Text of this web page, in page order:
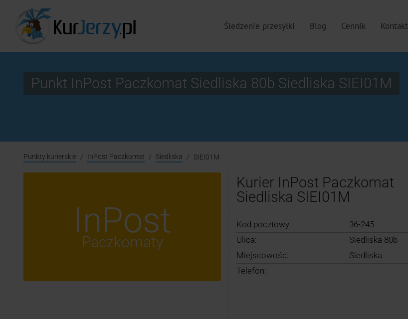
Śledzenie przesyłki Blog Cennik Kontakt
Punkt InPost Paczkomat Siedliska 80b Siedliska SIEI01M
Punkty kurierskie InPost Paczkomat Siedliska SIEI01M
InPost
Paczkomaty
Kurier InPost Paczkomat
Siedliska SIEI01M
Kod pocztowy:
36-245
Ulica:
Siedliska 80b
Miejscowość:
Siedliska
Telefon: